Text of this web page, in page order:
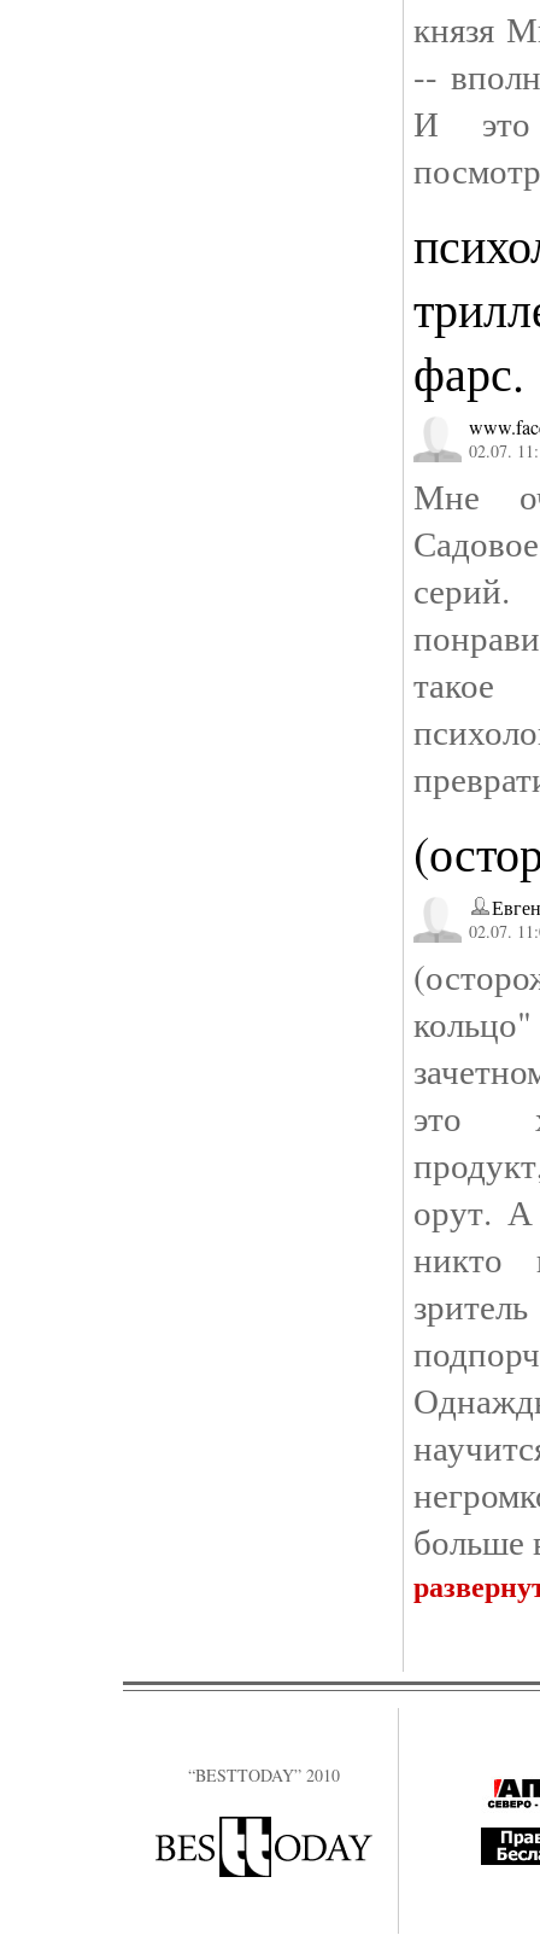
князя
--
И это
фарс.
02.07.
Мне
02.07.
это
орут. А
никто
больше
“BESTTODAY” 2010